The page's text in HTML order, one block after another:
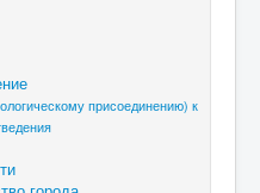
присоединению) к